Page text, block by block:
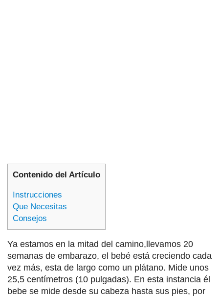
Contenido del Artículo
Instrucciones
Que Necesitas
Consejos
Ya estamos en la mitad del camino,llevamos 20
semanas de embarazo, el bebé está creciendo cada
vez más, esta de largo como un plátano. Mide unos
25,5 centímetros (10 pulgadas). En esta instancia él
bebe se mide desde su cabeza hasta sus pies, por